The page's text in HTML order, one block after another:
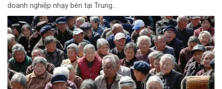
doanh nghiệp nhạy bén tại Trung...